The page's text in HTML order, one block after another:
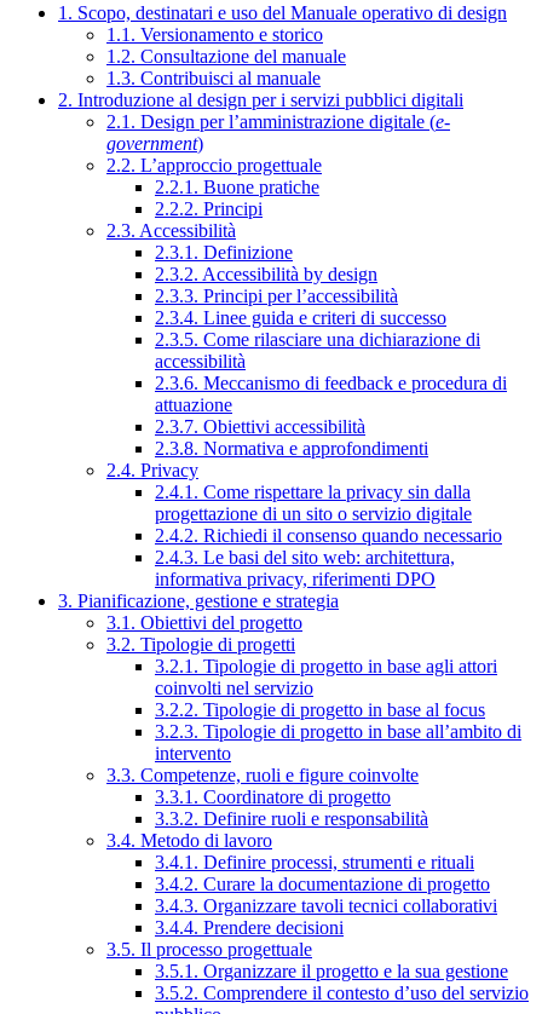
1. Scopo, destinatari e uso del Manuale operativo di design
1.1. Versionamento e storico
1.2. Consultazione del manuale
1.3. Contribuisci al manuale
2. Introduzione al design per i servizi pubblici digitali
2.1. Design per l’amministrazione digitale (e-
government)
2.2. L’approccio progettuale
2.2.1. Buone pratiche
2.2.2. Principi
2.3. Accessibilità
2.3.1. Definizione
2.3.2. Accessibilità by design
2.3.3. Principi per l’accessibilità
2.3.4. Linee guida e criteri di successo
2.3.5. Come rilasciare una dichiarazione di
accessibilità
2.3.6. Meccanismo di feedback e procedura di
attuazione
2.3.7. Obiettivi accessibilità
2.3.8. Normativa e approfondimenti
2.4. Privacy
2.4.1. Come rispettare la privacy sin dalla
progettazione di un sito o servizio digitale
2.4.2. Richiedi il consenso quando necessario
2.4.3. Le basi del sito web: architettura,
informativa privacy, riferimenti DPO
3. Pianificazione, gestione e strategia
3.1. Obiettivi del progetto
3.2. Tipologie di progetti
3.2.1. Tipologie di progetto in base agli attori
coinvolti nel servizio
3.2.2. Tipologie di progetto in base al focus
3.2.3. Tipologie di progetto in base all’ambito di
intervento
3.3. Competenze, ruoli e figure coinvolte
3.3.1. Coordinatore di progetto
3.3.2. Definire ruoli e responsabilità
3.4. Metodo di lavoro
3.4.1. Definire processi, strumenti e rituali
3.4.2. Curare la documentazione di progetto
3.4.3. Organizzare tavoli tecnici collaborativi
3.4.4. Prendere decisioni
3.5. Il processo progettuale
3.5.1. Organizzare il progetto e la sua gestione
3.5.2. Comprendere il contesto d’uso del servizio